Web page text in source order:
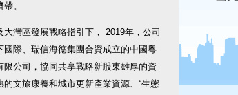
。
灣區發展戰略指引下， 2019年，公司
國際、瑞信海德集團合資成立的中國粵
限公司，協同共享戰略新股東雄厚的資
的文旅康養和城市更新產業資源、“生態